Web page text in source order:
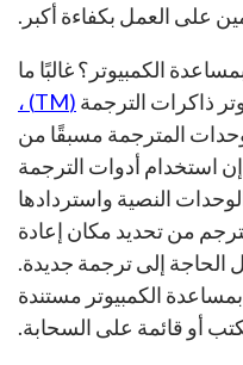
على العمل بكفاءة أكبر.
الكمبيوتر؟ غالبًا ما
ذاكرات الترجمة (TM) ،
المترجمة مسبقًا من
استخدام أدوات الترجمة
النصية واستردادها
من تحديد مكان إعادة
الحاجة إلى ترجمة جديدة.
الكمبيوتر مستندة
أو قائمة على السحابة.